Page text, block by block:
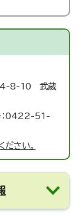
4‐8‐10 武蔵
：0422-51-
さい。